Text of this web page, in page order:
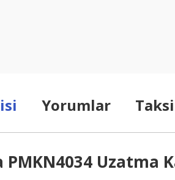
Yorumlar
Uzatma